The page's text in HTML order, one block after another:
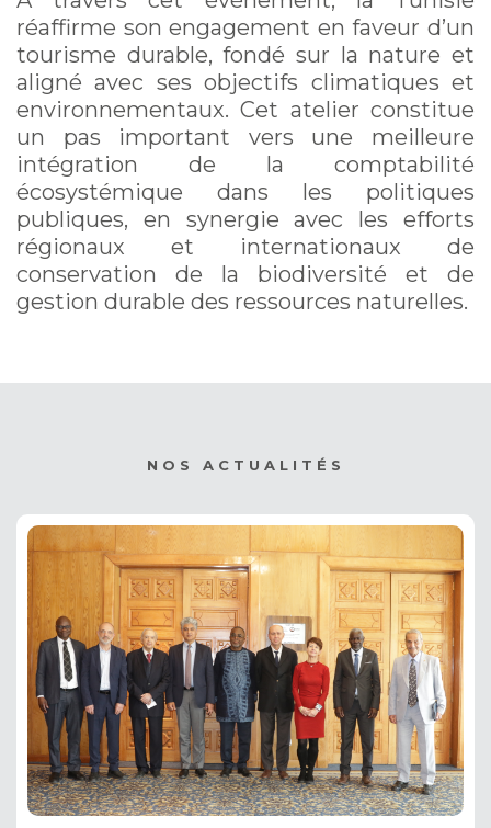
réaffirme son engagement en faveur d’un
tourisme durable, fondé sur la nature et
aligné avec ses objectifs climatiques et
environnementaux. Cet atelier constitue
un pas important vers une meilleure
intégration de la comptabilité
écosystémique dans les politiques
publiques, en synergie avec les efforts
régionaux et internationaux de
conservation de la biodiversité et de
gestion durable des ressources naturelles.
NOS ACTUALITÉS